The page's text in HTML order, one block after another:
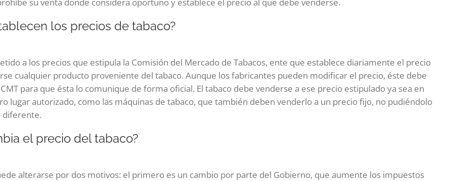
los precios de tabaco?
a los precios que estipula la Comisión del Mercado de Tabacos, ente que establece diariamente el precio
cualquier producto proveniente del tabaco. Aunque los fabricantes pueden modificar el precio, éste debe
para que ésta lo comunique de forma oficial. El tabaco debe venderse a ese precio estipulado ya sea en
lugar autorizado, como las máquinas de tabaco, que también deben venderlo a un precio fijo, no pudiéndolo
diferente.
el precio del tabaco?
alterarse por dos motivos: el primero es un cambio por parte del Gobierno, que aumente los impuestos